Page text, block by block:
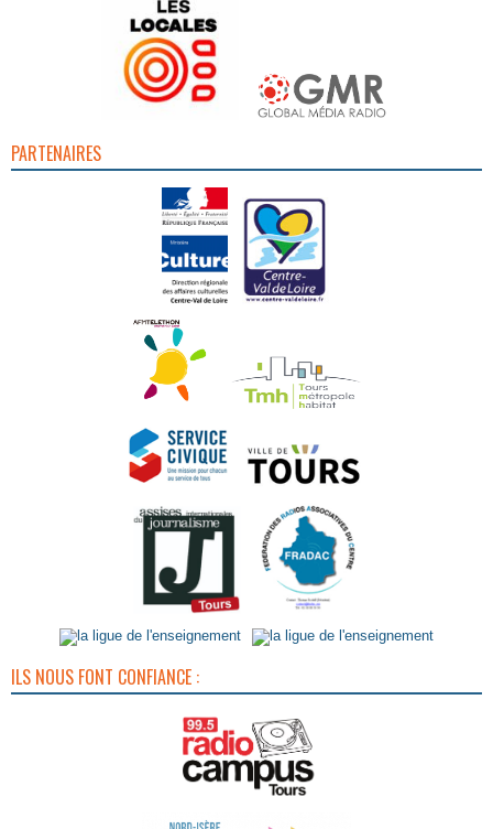
PARTENAIRES
ILS NOUS FONT CONFIANCE :